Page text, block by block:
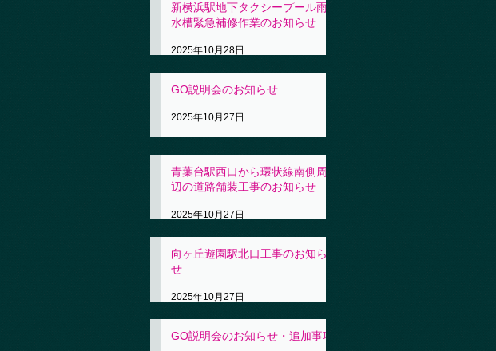
新横浜駅地下タクシープール雨
水槽緊急補修作業のお知らせ
2025年10月28日
GO説明会のお知らせ
2025年10月27日
青葉台駅西口から環状線南側周
辺の道路舗装工事のお知らせ
2025年10月27日
向ヶ丘遊園駅北口工事のお知ら
せ
2025年10月27日
GO説明会のお知らせ・追加事項